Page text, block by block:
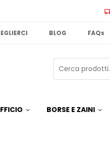
BLOG FAQs
BORSE E ZAINI